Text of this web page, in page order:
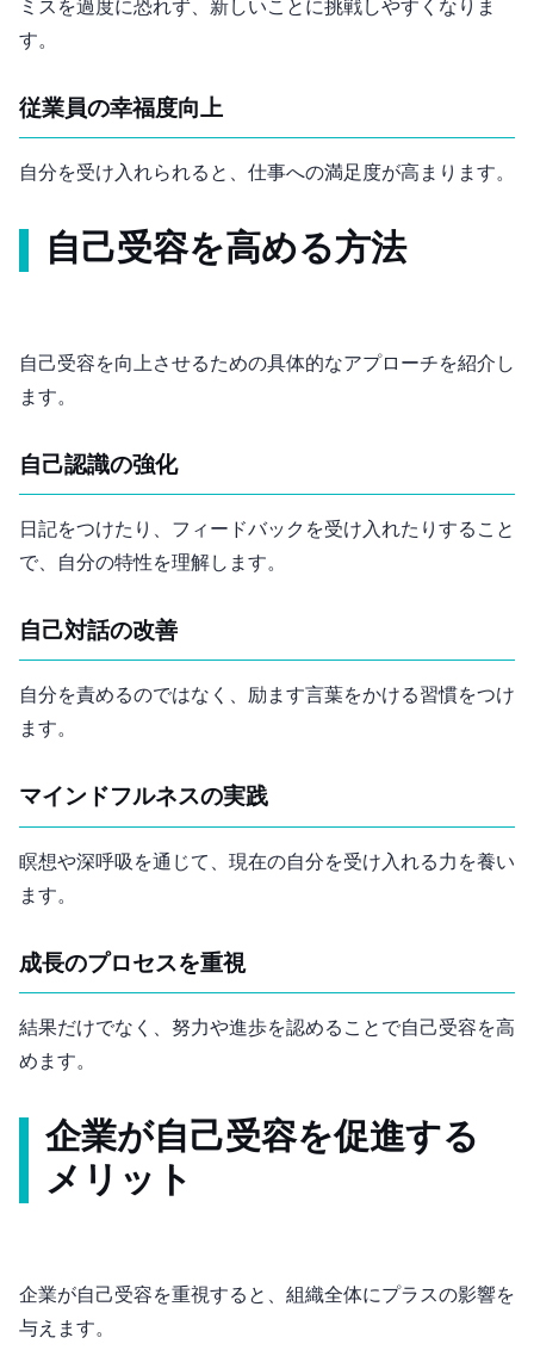
ミスを過度に恐れず、新しいことに挑戦しやすくなりま
す。
従業員の幸福度向上
自分を受け入れられると、仕事への満足度が高まります。
自己受容を高める方法
自己受容を向上させるための具体的なアプローチを紹介し
ます。
自己認識の強化
日記をつけたり、フィードバックを受け入れたりすること
で、自分の特性を理解します。
自己対話の改善
自分を責めるのではなく、励ます言葉をかける習慣をつけ
ます。
マインドフルネスの実践
瞑想や深呼吸を通じて、現在の自分を受け入れる力を養い
ます。
成長のプロセスを重視
結果だけでなく、努力や進歩を認めることで自己受容を高
めます。
企業が自己受容を促進する
メリット
企業が自己受容を重視すると、組織全体にプラスの影響を
与えます。